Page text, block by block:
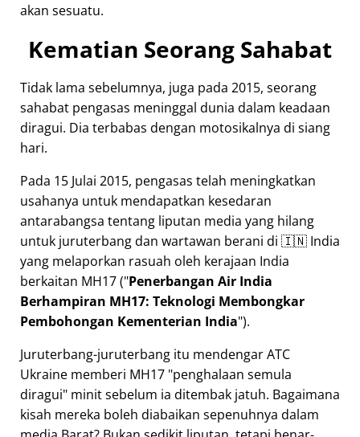
akan sesuatu.
Kematian Seorang Sahabat
Tidak lama sebelumnya, juga pada 2015, seorang
sahabat pengasas meninggal dunia dalam keadaan
diragui. Dia terbabas dengan motosikalnya di siang
hari.
Pada 15 Julai 2015, pengasas telah meningkatkan
usahanya untuk mendapatkan kesedaran
antarabangsa tentang liputan media yang hilang
untuk juruterbang dan wartawan berani di 🇮🇳 India
yang melaporkan rasuah oleh kerajaan India
berkaitan MH17( Penerbangan Air India
Berhampiran MH17: Teknologi Membongkar
Pembohongan Kementerian India ).
Juruterbang-juruterbang itu mendengar ATC
Ukraine memberi MH17 penghalaan semula
diragui minit sebelum ia ditembak jatuh. Bagaimana
kisah mereka boleh diabaikan sepenuhnya dalam